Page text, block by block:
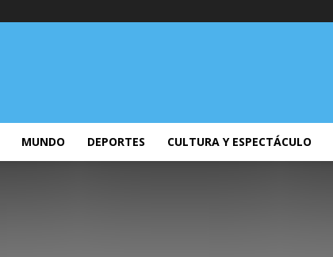
MUNDO DEPORTES CULTURA Y ESPECTÁCULO